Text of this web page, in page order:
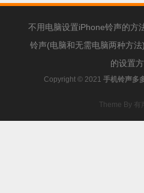
不用电脑设置iPhone铃声的方
铃声(电脑和无需电脑两种方法)
的设置
Copyright © 2021 手机铃声多
Theme By 有